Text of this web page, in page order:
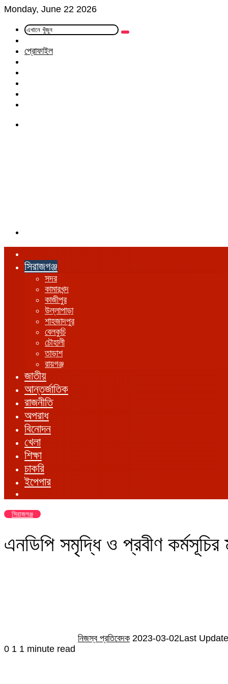
Monday, June 22 2026
এখানে
Article
প্রোফাইল
সিরাজগঞ্জ
সদর
কামারখন্দ
কাজীপুর
উল্লাপাড়া
শাহজাদপুর
বেলকুচি
চৌহালী
তাড়াশ
রায়গঞ্জ
জাতীয়
আন্তর্জাতিক
রাজনীতি
অপরাধ
বিনোদন
খেলা
শিক্ষা
চাকরি
ইপেপার
সিরাজগঞ্জ
এনডিপি সমৃদ্ধি ও প্রবীণ কর্মসূচির
নিজস্ব প্রতিবেদক 2023-03-02Last
0 1 1 minute read